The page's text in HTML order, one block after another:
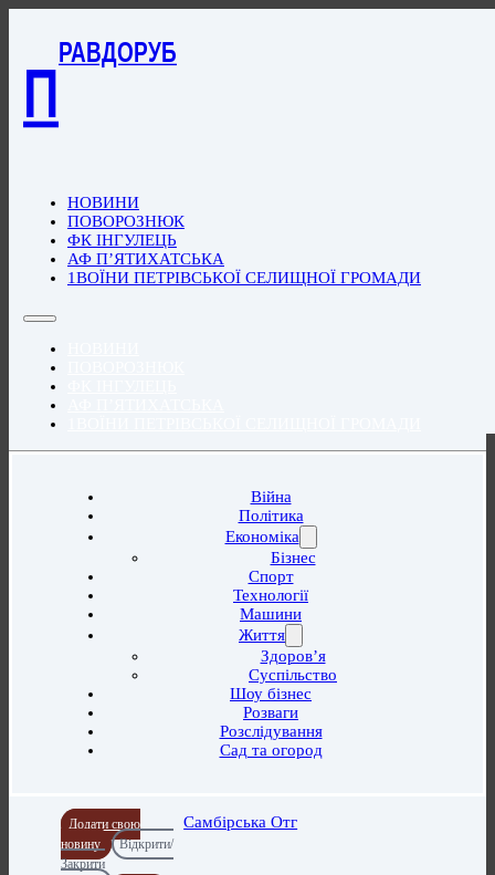
П
РАВДОРУБ
НОВИНИ
ПОВОРОЗНЮК
ФК ІНГУЛЕЦЬ
АФ П’ЯТИХАТСЬКА
1ВОЇНИ ПЕТРІВСЬКОЇ СЕЛИЩНОЇ ГРОМАДИ
Війна
Політика
Економіка
Бізнес
Спорт
Технології
Машини
Життя
Здоров’я
Суспільство
Шоу бізнес
Розваги
Розслідування
Сад та огород
Додати свою
новину
Відкрити/
Закрити
Самбірська Отг